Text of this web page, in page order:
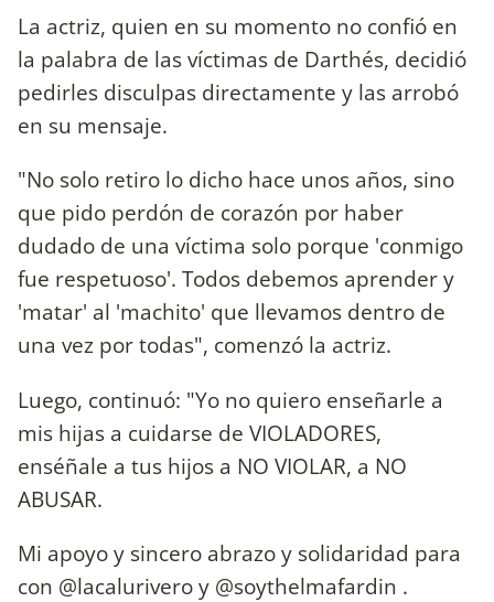
La actriz, quien en su momento no confió en
la palabra de las víctimas de Darthés, decidió
pedirles disculpas directamente y las arrobó
en su mensaje.
"No solo retiro lo dicho hace unos años, sino
que pido perdón de corazón por haber
dudado de una víctima solo porque 'conmigo
fue respetuoso'. Todos debemos aprender y
'matar' al 'machito' que llevamos dentro de
una vez por todas", comenzó la actriz.
Luego, continuó: "Yo no quiero enseñarle a
mis hijas a cuidarse de VIOLADORES,
enséñale a tus hijos a NO VIOLAR, a NO
ABUSAR.
Mi apoyo y sincero abrazo y solidaridad para
con @lacalurivero y @soythelmafardin .